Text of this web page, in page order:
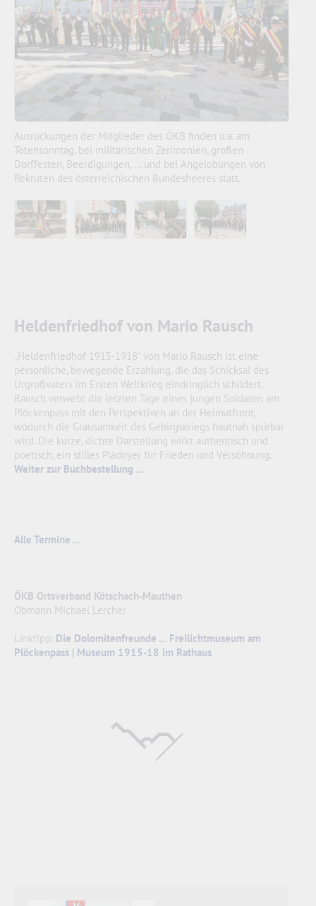
Ausrückungen der Mitglieder des ÖKB finden u.a. am
Totensonntag, bei militärischen Zerimonien, großen
Dorffesten, Beerdigungen, ... und bei Angelobungen von
Rekruten des österreichischen Bundesheeres statt.
Heldenfriedhof von Mario Rausch
„Heldenfriedhof 1915-1918“ von Mario Rausch ist eine
persönliche, bewegende Erzählung, die das Schicksal des
Urgroßvaters im Ersten Weltkrieg eindringlich schildert.
Rausch verwebt die letzten Tage eines jungen Soldaten am
Plöckenpass mit den Perspektiven an der Heimatfront,
wodurch die Grausamkeit des Gebirgskriegs hautnah spürbar
wird. Die kurze, dichte Darstellung wirkt authentisch und
poetisch, ein stilles Plädoyer für Frieden und Versöhnung.
Weiter zur Buchbestellung ...
Alle Termine ...
ÖKB Ortsverband Kötschach-Mauthen
Obmann Michael Lercher
Linktipp: Die Dolomitenfreunde ... Freilichtmuseum am
Plöckenpass | Museum 1915-18 im Rathaus